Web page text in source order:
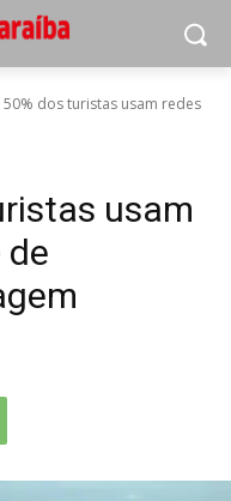
50% dos turistas usam redes
usam